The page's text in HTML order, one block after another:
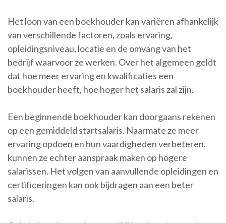
Het loon van een boekhouder kan variëren afhankelijk
van verschillende factoren, zoals ervaring,
opleidingsniveau, locatie en de omvang van het
bedrijf waarvoor ze werken. Over het algemeen geldt
dat hoe meer ervaring en kwalificaties een
boekhouder heeft, hoe hoger het salaris zal zijn.
Een beginnende boekhouder kan doorgaans rekenen
op een gemiddeld startsalaris. Naarmate ze meer
ervaring opdoen en hun vaardigheden verbeteren,
kunnen ze echter aanspraak maken op hogere
salarissen. Het volgen van aanvullende opleidingen en
certificeringen kan ook bijdragen aan een beter
salaris.